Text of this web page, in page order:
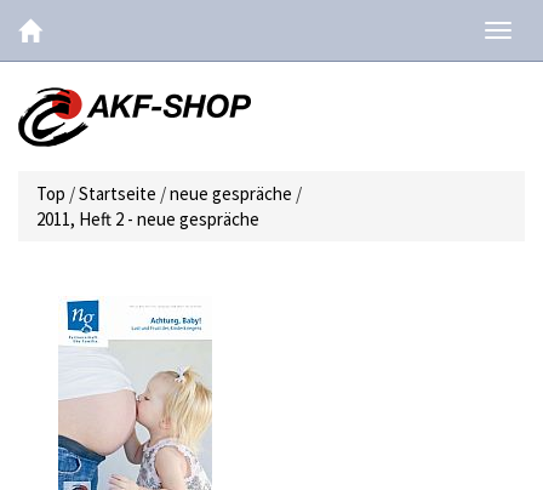
ein-/
Top /Startseite /neue gespräche /
2011, Heft 2 - neue gespräche